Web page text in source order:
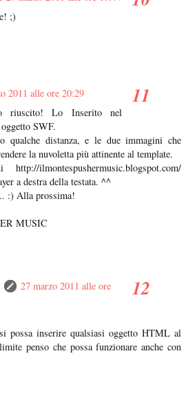
;)
2011 alle ore 20:29
riuscito! Lo Inserito nel
SWF.
qualche distanza, e le due immagini che
la nuvoletta più attinente al template.
ilmontespushermusic.blogspot.com/
a destra della testata. ^^
:) Alla prossima!
MUSIC
27 marzo 2011 alle ore
possa inserire qualsiasi oggetto HTML al
penso che possa funzionare anche con